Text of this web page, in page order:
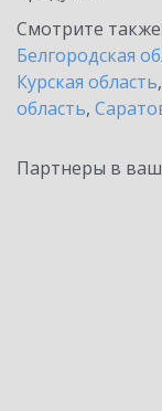
Смотрите также:
Белгородская
Курская область,
область,
Партнеры в